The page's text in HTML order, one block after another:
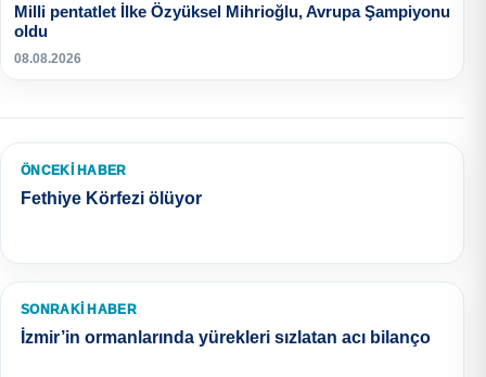
Milli pentatlet İlke Özyüksel Mihrioğlu, Avrupa Şampiyonu
oldu
08.08.2026
ÖNCEKI HABER
Fethiye Körfezi ölüyor
SONRAKI HABER
İzmir’in ormanlarında yürekleri sızlatan acı bilanço